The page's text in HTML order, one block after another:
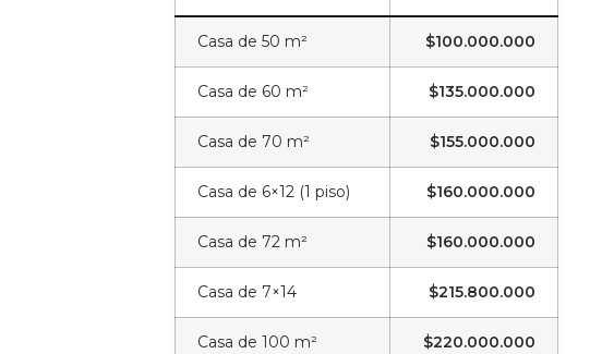
Casa de 50 m² $100.000.000
Casa de 60 m² $135.000.000
Casa de 70 m² $155.000.000
Casa de 6×12 (1 piso) $160.000.000
Casa de 72 m² $160.000.000
Casa de 7×14 $215.800.000
Casa de 100 m² $220.000.000